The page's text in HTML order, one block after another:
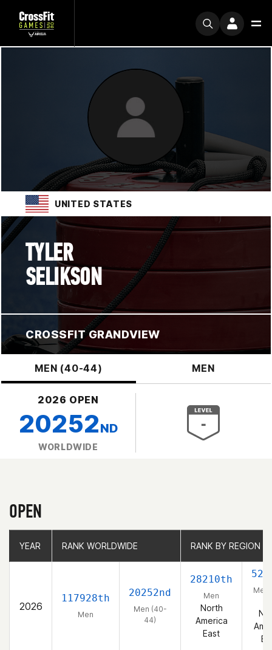
UNITED STATES
TYLER
SELIKSON
CROSSFIT GRANDVIEW
MEN (40-44) MEN
2026 OPEN
20252ND
WORLDWIDE
OPEN
YEAR RANK WORLDWIDE RANK BY REGION
2026
117928th
Men
20252nd
Men (40-
44)
28210th
Men
North
America
East
Men
YEAR RANK WORLDWIDE RANK BY REGION